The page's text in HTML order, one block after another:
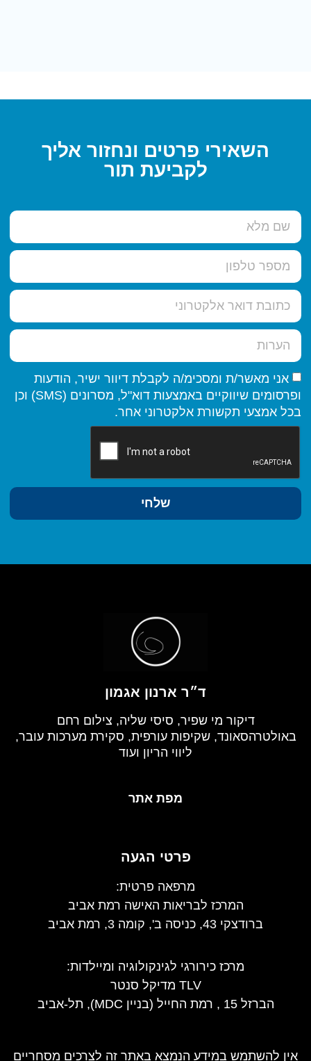
השאירי פרטים ונחזור אליך
לקביעת תור
אני מאשר/ת ומסכימ/ה לקבלת דיוור ישיר, הודעות
ופרסומים שיווקיים באמצעות דוא"ל, מסרונים (SMS) וכן
בכל אמצעי תקשורת אלקטרוני אחר.
שלחי
ד״ר ארנון אגמון
דיקור מי שפיר, סיסי שליה, צילום רחם
באולטרהסאונד, שקיפות עורפית, סקירת מערכות עובר,
ליווי הריון ועוד
מפת אתר
פרטי הגעה
מרפאה פרטית:
המרכז לבריאות האישה רמת אביב
ברודצקי 43, כניסה ב', קומה 3, רמת אביב
מרכז כירורגי לגינקולוגיה ומיילדות:
TLV מדיקל סנטר
הברזל 15 , רמת החייל (בניין MDC), תל-אביב
אין להשתמש במידע הנמצא באתר זה לצרכים מסחריים